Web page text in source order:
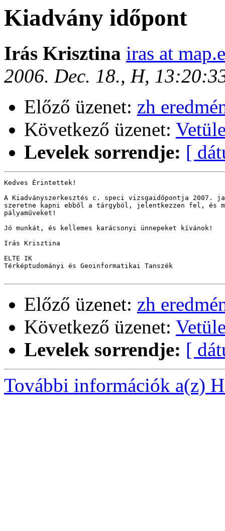
Kiadvány időpont
Irás Krisztina iras at
2006. Dec. 18., H,
Előző üzenet: zh
Következő üzenet:
Levelek sorrendje: [
Kedves Érintettek!
A Kiadványszerkesztés c. speci vizsgaidőpontja 2007.
szeretne kapni ebből a tárgyból, jelentkezzen fel, és
pályaműveket!
Jó munkát, és kellemes karácsonyi ünnepeket kívánok!
Irás Krisztina
ELTE IK
Térképtudományi és Geoinformatikai Tanszék
Előző üzenet: zh
Következő üzenet:
Levelek sorrendje: [
További információk a(z)